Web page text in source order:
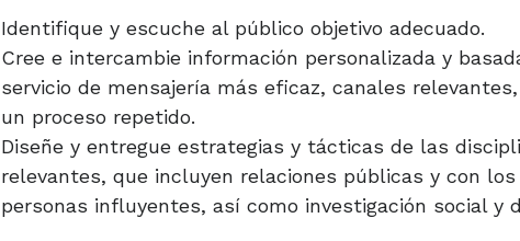
Identifique y escuche al público objetivo adecuado.
Cree e intercambie información personalizada y
servicio de mensajería más eficaz, canales
un proceso repetido.
Diseñe y entregue estrategias y tácticas de las
relevantes, que incluyen relaciones públicas y con
personas influyentes, así como investigación social y